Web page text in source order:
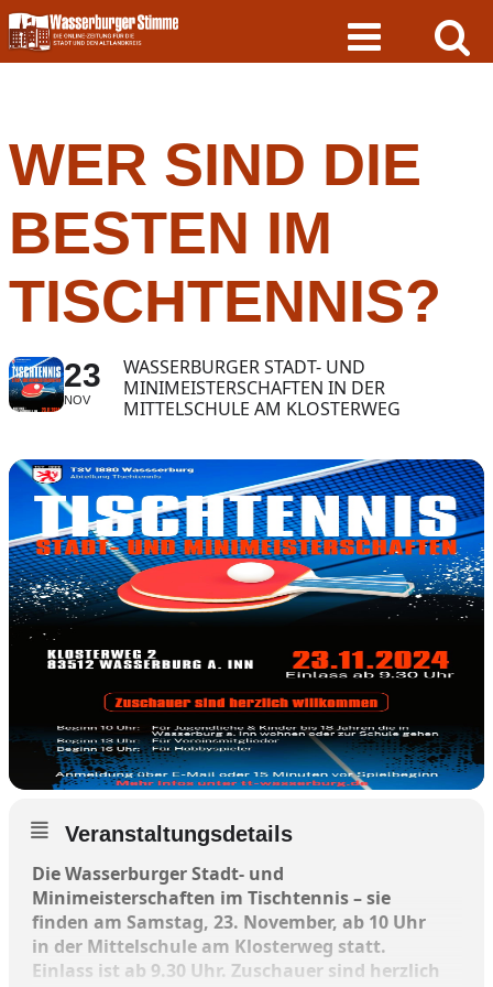
Skip
to
content
WER SIND DIE
BESTEN IM
TISCHTENNIS?
23
NOV
WASSERBURGER STADT- UND
MINIMEISTERSCHAFTEN IN DER
MITTELSCHULE AM KLOSTERWEG
Veranstaltungsdetails
Die Wasserburger Stadt- und
Minimeisterschaften im Tischtennis – sie
finden am Samstag, 23. November, ab 10 Uhr
in der Mittelschule am Klosterweg statt.
Einlass ist ab 9.30 Uhr. Zuschauer sind herzlich